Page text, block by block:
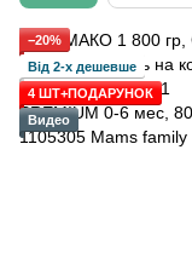
−20%
Від 2-х дешевше
4 ШТ+ПОДАРУНОК
Видео